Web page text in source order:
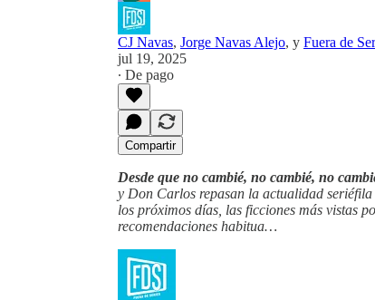
CJ Navas, Jorge Navas Alejo, y Fuera de
jul 19, 2025
∙ De pago
Compartir
Desde que no cambié, no cambié, no
y Don Carlos repasan la actualidad seriéfila
los próximos días, las ficciones más vistas
recomendaciones habitua…